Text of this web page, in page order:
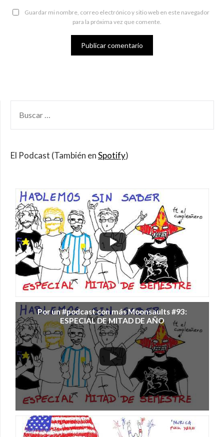
Guardar mi nombre, correo electrónico y sitio web en este navegador
para la próxima vez que comente.
POR:
El Podcast (También enSpotify)
Por un #podcast con más Moonsaults #93:
ESPECIAL DE MITAD DE AÑO